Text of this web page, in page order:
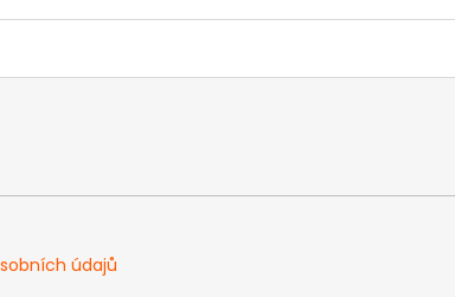
údajů